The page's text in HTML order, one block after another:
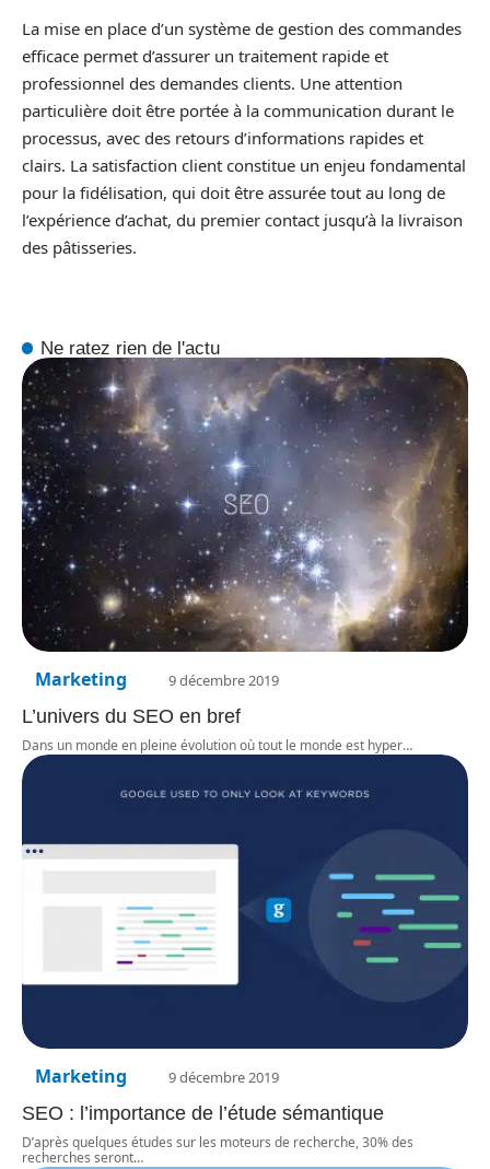
La mise en place d’un système de gestion des commandes
efficace permet d’assurer un traitement rapide et
professionnel des demandes clients. Une attention
particulière doit être portée à la communication durant le
processus, avec des retours d’informations rapides et
clairs. La satisfaction client constitue un enjeu fondamental
pour la fidélisation, qui doit être assurée tout au long de
l’expérience d’achat, du premier contact jusqu’à la livraison
des pâtisseries.
Ne ratez rien de l'actu
Marketing 9 décembre 2019
L’univers du SEO en bref
Dans un monde en pleine évolution où tout le monde est hyper…
Marketing 9 décembre 2019
SEO : l’importance de l’étude sémantique
D’après quelques études sur les moteurs de recherche, 30% des
recherches seront…